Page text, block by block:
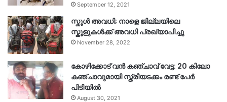
September 12, 2021
സ്കൂൾ അവധി; നാളെ ജില്ലയിലെ
സ്കൂളുകൾക്ക് അവധി പ്രഖ്യാപിച്ചു
November 28, 2022
കോഴിക്കോട് വൻ കഞ്ചാവ് വേട്ട: 20 കിലോ
കഞ്ചാവുമായി സ്ത്രീയടക്കം രണ്ട് പേർ
പിടിയിൽ
August 30, 2021